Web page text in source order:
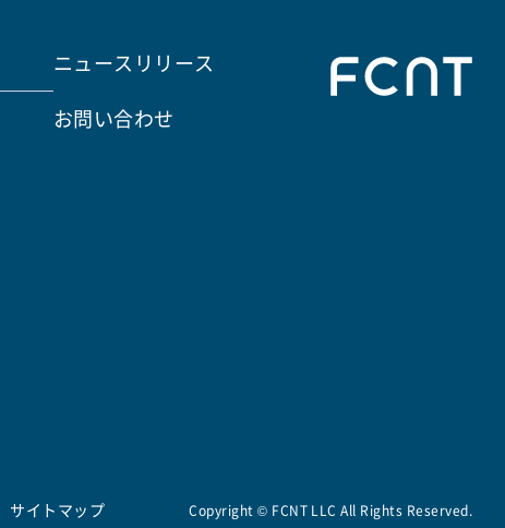
ニュースリリース
お問い合わせ
サイトマップ Copyright © FCNT LLC All Rights Reserved.